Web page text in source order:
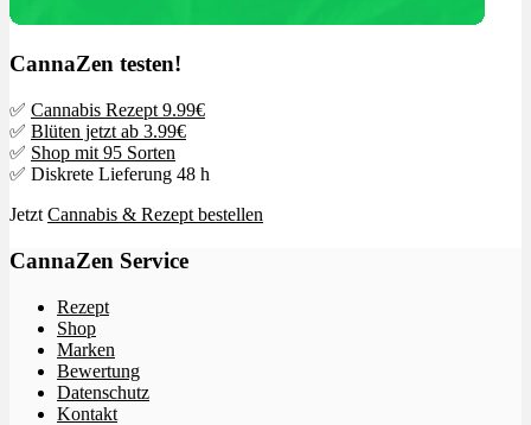
CannaZen testen!
✅ Cannabis Rezept 9.99€
✅ Blüten jetzt ab 3.99€
✅ Shop mit 95 Sorten
✅ Diskrete Lieferung 48 h
Jetzt Cannabis & Rezept bestellen
CannaZen Service
Rezept
Shop
Marken
Bewertung
Datenschutz
Kontakt